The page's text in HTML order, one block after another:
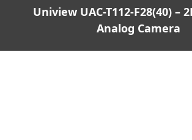
Uniview UAC-T112-F28(40) –
Analog Camera